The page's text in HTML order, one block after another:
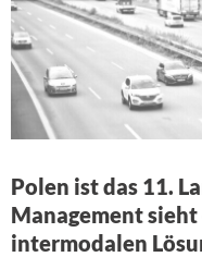
Polen ist das 11.
Management
intermodalen